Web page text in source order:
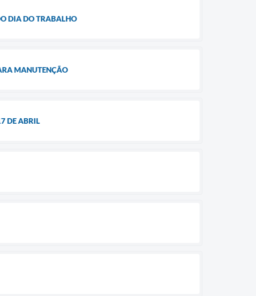
DIA DO TRABALHO
MANUTENÇÃO
DE ABRIL